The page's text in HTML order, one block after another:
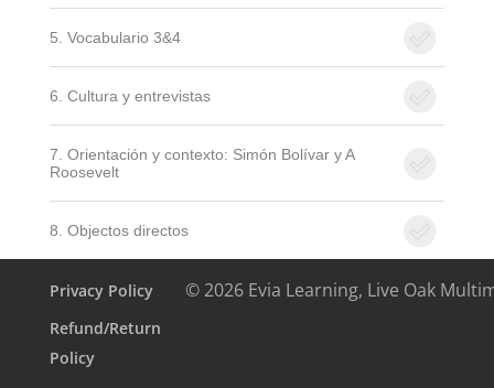
5. Vocabulario 3&4
6. Cultura y entrevistas
7. Orientación y contexto: Simón Bolívar y A
Roosevelt
8. Objectos directos
Privacy Policy
Refund/Return
Policy
© 2026 Evia Learning, Live Oak